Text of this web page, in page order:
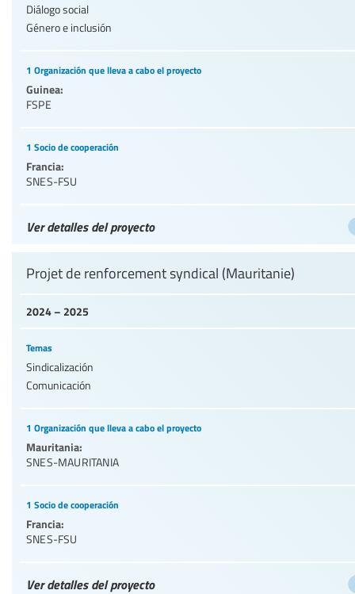
Diálogo social
Género e inclusión
1 Organización que lleva a cabo el proyecto
Guinea:
FSPE
1 Socio de cooperación
Francia:
SNES-FSU
Ver detalles del proyecto
2024 – 2025
Projet de renforcement syndical (Mauritanie)
Temas
Sindicalización
Comunicación
1 Organización que lleva a cabo el proyecto
Mauritania:
SNES-MAURITANIA
1 Socio de cooperación
Francia:
SNES-FSU
Ver detalles del proyecto